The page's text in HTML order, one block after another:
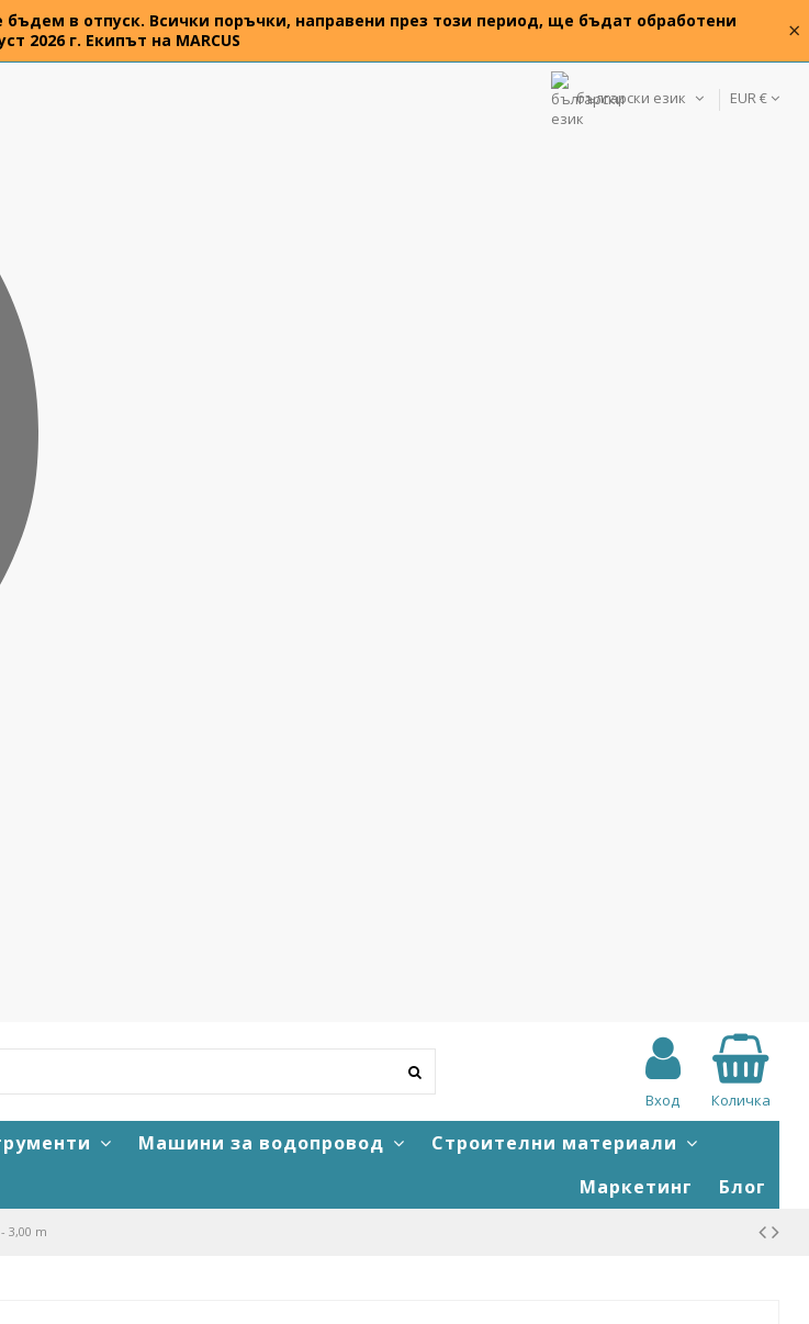
бъдем в отпуск. Всички поръчки, направени през този период, ще бъдат обработени
2026 г. Екипът на MARCUS
×
български език EUR €
Вход Количка
Машини за водопровод
Строителни материали
Блог
Маркетинг
3,00 m